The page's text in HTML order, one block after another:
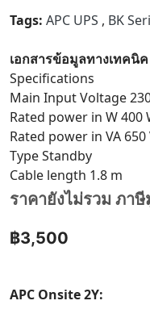
Tags: APC UPS , BK
เอกสารข้อมูลทางเทคนิ
Specifications
Main Input Voltage
Rated power in W 400
Rated power in VA 650
Type Standby
Cable length 1.8 m
ราคายังไม่รวม ภาษี
฿3,500
APC Onsite 2Y: